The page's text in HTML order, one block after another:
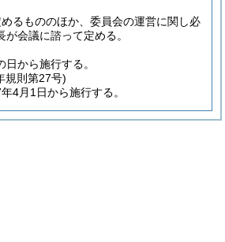
るもののほか、委員会の運営に関し必
会議に諮って定める。
から施行する。
規則第27号)
4月1日から施行する。